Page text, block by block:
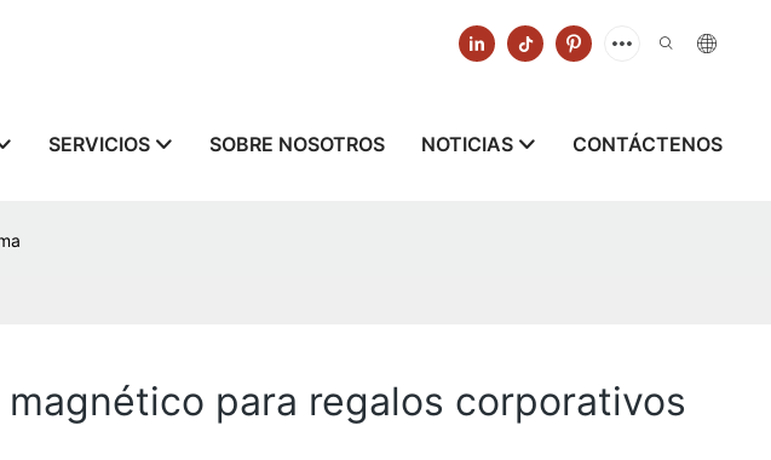
SERVICIOS SOBRE NOSOTROS NOTICIAS CONTÁCTENOS
para regalos corporativos